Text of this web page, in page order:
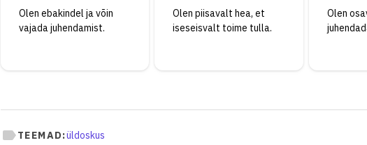
Olen ebakindel ja võin
vajada juhendamist.
Olen piisavalt hea, et
iseseisvalt toime tulla.
Olen
TEEMAD:üldoskus